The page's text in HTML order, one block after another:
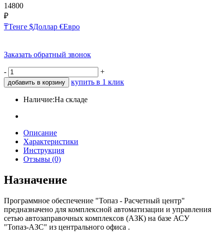
14800
₽
₸Тенге $Доллар €Евро
Заказать обратный звонок
- +
добавить в корзину купить в 1 клик
Наличие:На складе
Описание
Характеристики
Инструкция
Отзывы (0)
Назначение
Программное обеспечение "Топаз - Расчетный центр"
предназначено для комплексной автоматизации и управления
сетью автозаправочных комплексов (АЗК) на базе АСУ
"Топаз-АЗС" из центрального офиса .